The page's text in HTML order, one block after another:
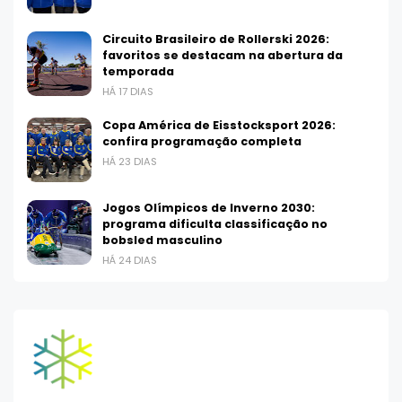
Circuito Brasileiro de Rollerski 2026:
favoritos se destacam na abertura da
temporada
HÁ 17 DIAS
Copa América de Eisstocksport 2026:
confira programação completa
HÁ 23 DIAS
Jogos Olímpicos de Inverno 2030:
programa dificulta classificação no
bobsled masculino
HÁ 24 DIAS